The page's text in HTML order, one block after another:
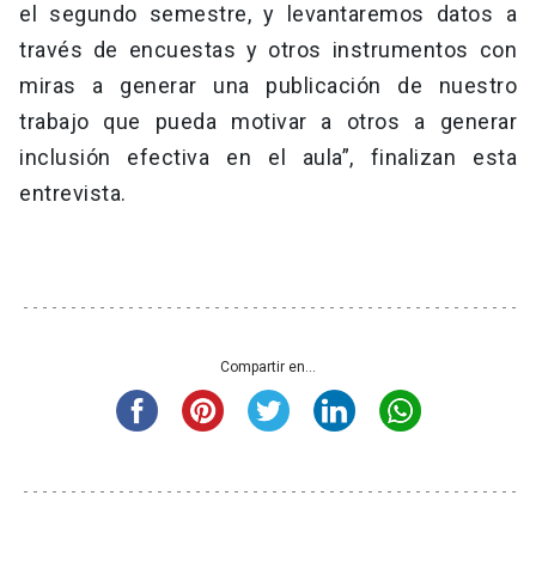
el segundo semestre, y levantaremos datos a
través de encuestas y otros instrumentos con
miras a generar una publicación de nuestro
trabajo que pueda motivar a otros a generar
inclusión efectiva en el aula”, finalizan esta
entrevista.
Compartir en...